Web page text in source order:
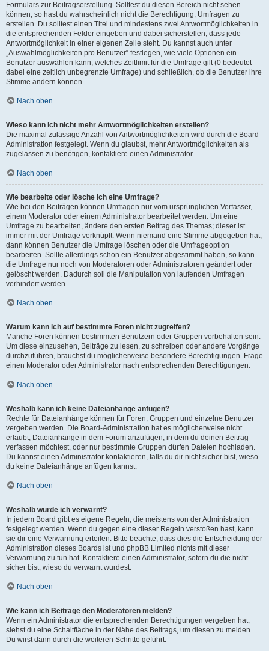
Formulars zur Beitragserstellung. Solltest du diesen Bereich nicht sehen
können, so hast du wahrscheinlich nicht die Berechtigung, Umfragen zu
erstellen. Du solltest einen Titel und mindestens zwei Antwortmöglichkeiten in
die entsprechenden Felder eingeben und dabei sicherstellen, dass jede
Antwortmöglichkeit in einer eigenen Zeile steht. Du kannst auch unter
„Auswahlmöglichkeiten pro Benutzer“ festlegen, wie viele Optionen ein
Benutzer auswählen kann, welches Zeitlimit für die Umfrage gilt (0 bedeutet
dabei eine zeitlich unbegrenzte Umfrage) und schließlich, ob die Benutzer ihre
Stimme ändern können.
Nach oben
Wieso kann ich nicht mehr Antwortmöglichkeiten erstellen?
Die maximal zulässige Anzahl von Antwortmöglichkeiten wird durch die Board-
Administration festgelegt. Wenn du glaubst, mehr Antwortmöglichkeiten als
zugelassen zu benötigen, kontaktiere einen Administrator.
Nach oben
Wie bearbeite oder lösche ich eine Umfrage?
Wie bei den Beiträgen können Umfragen nur vom ursprünglichen Verfasser,
einem Moderator oder einem Administrator bearbeitet werden. Um eine
Umfrage zu bearbeiten, ändere den ersten Beitrag des Themas; dieser ist
immer mit der Umfrage verknüpft. Wenn niemand eine Stimme abgegeben hat,
dann können Benutzer die Umfrage löschen oder die Umfrageoption
bearbeiten. Sollte allerdings schon ein Benutzer abgestimmt haben, so kann
die Umfrage nur noch von Moderatoren oder Administratoren geändert oder
gelöscht werden. Dadurch soll die Manipulation von laufenden Umfragen
verhindert werden.
Nach oben
Warum kann ich auf bestimmte Foren nicht zugreifen?
Manche Foren können bestimmten Benutzern oder Gruppen vorbehalten sein.
Um diese einzusehen, Beiträge zu lesen, zu schreiben oder andere Vorgänge
durchzuführen, brauchst du möglicherweise besondere Berechtigungen. Frage
einen Moderator oder Administrator nach entsprechenden Berechtigungen.
Nach oben
Weshalb kann ich keine Dateianhänge anfügen?
Rechte für Dateianhänge können für Foren, Gruppen und einzelne Benutzer
vergeben werden. Die Board-Administration hat es möglicherweise nicht
erlaubt, Dateianhänge in dem Forum anzufügen, in dem du deinen Beitrag
verfassen möchtest, oder nur bestimmte Gruppen dürfen Dateien hochladen.
Du kannst einen Administrator kontaktieren, falls du dir nicht sicher bist, wieso
du keine Dateianhänge anfügen kannst.
Nach oben
Weshalb wurde ich verwarnt?
In jedem Board gibt es eigene Regeln, die meistens von der Administration
festgelegt werden. Wenn du gegen eine dieser Regeln verstoßen hast, kann
sie dir eine Verwarnung erteilen. Bitte beachte, dass dies die Entscheidung der
Administration dieses Boards ist und phpBB Limited nichts mit dieser
Verwarnung zu tun hat. Kontaktiere einen Administrator, sofern du die nicht
sicher bist, wieso du verwarnt wurdest.
Nach oben
Wie kann ich Beiträge den Moderatoren melden?
Wenn ein Administrator die entsprechenden Berechtigungen vergeben hat,
siehst du eine Schaltfläche in der Nähe des Beitrags, um diesen zu melden.
Du wirst dann durch die weiteren Schritte geführt.